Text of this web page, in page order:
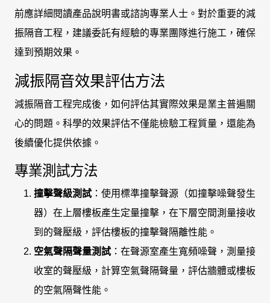
前應詳細閱讀產品說明書或諮詢專業人士。對於重要的減
振隔音工程，建議委託有經驗的專業團隊進行施工，確保
達到預期效果。
減振隔音效果評估方法
減振隔音工程完成後，如何評估其實際效果是業主普遍關
心的問題。科學的效果評估不僅能檢驗工程質量，還能為
後續優化提供依據。
專業測試方法
撞擊聲級測試：使用標準撞擊聲源（如撞擊噪聲發生
器）在上層樓板產生定量撞擊，在下層空間測量接收
到的聲壓級，評估樓板的撞擊聲隔離性能。
空氣聲隔聲量測試：在聲源室產生寬頻噪聲，測量接
收室的聲壓級，計算空氣聲隔聲量，評估牆體或樓板
的空氣隔聲性能。